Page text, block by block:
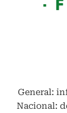
General:
Nacional: